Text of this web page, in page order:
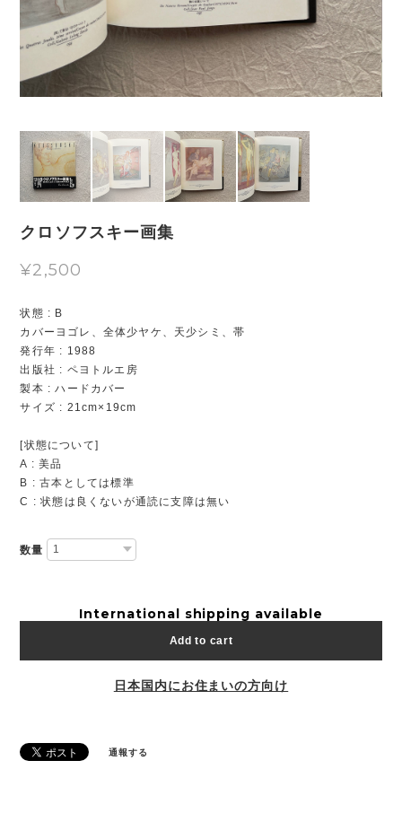
クロソフスキー画集
¥2,500
状態 : B
カバーヨゴレ、全体少ヤケ、天少シミ、帯
発行年 : 1988
出版社 : ペヨトルエ房
製本 : ハードカバー
サイズ : 21cm×19cm
[状態について]
A : 美品
B : 古本としては標準
C : 状態は良くないが通読に支障は無い
数量
International shipping available
Add to cart
日本国内にお住まいの方向け
通報する